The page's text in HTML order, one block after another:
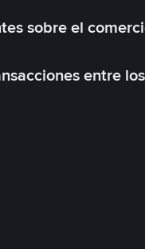
sobre el
entre